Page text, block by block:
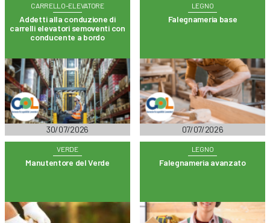
CARRELLO-ELEVATORE
Addetti alla conduzione di
carrelli elevatori semoventi con
conducente a bordo
30/07/2026
LEGNO
Falegnameria base
07/07/2026
VERDE
Manutentore del Verde
LEGNO
Falegnameria avanzato